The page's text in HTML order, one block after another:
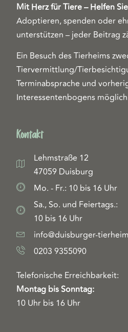
Mit Herz für Tiere – Helfen
Adoptieren, spenden oder
unterstützen – jeder Beitrag
Ein Besuch des Tierheims
Tiervermittlung/
Terminabsprache und
Interessentenbogens
Kontakt
Lehmstraße 12
47059 Duisburg
Mo. - Fr.: 10 bis 16 Uhr
Sa., So. und Feiertags.:
10 bis 16 Uhr
info@duisburger-
0203 9355090
Telefonische Erreichbarkeit:
Montag bis Sonntag:
10 Uhr bis 16 Uhr